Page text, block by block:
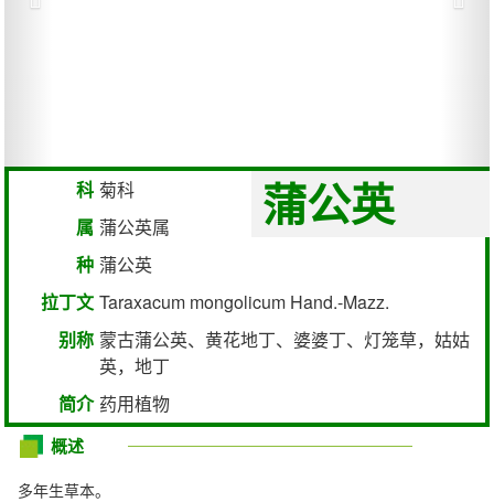
蒲公英
科 菊科
属 蒲公英属
种 蒲公英
拉丁文 Taraxacum mongolicum Hand.-Mazz.
别称 蒙古蒲公英、黄花地丁、婆婆丁、灯笼草，姑姑
英，地丁
简介 药用植物
概述
多年生草本。